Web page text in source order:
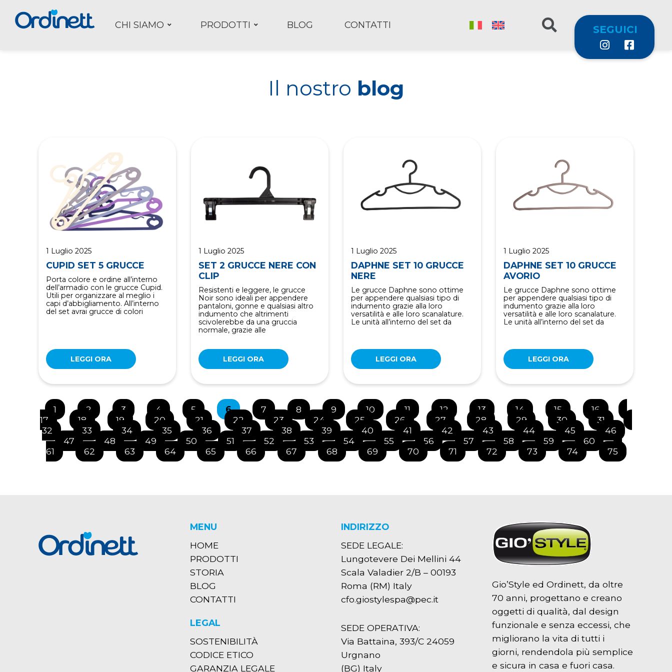
CHI SIAMO PRODOTTI BLOG CONTATTI SEGUICI
Il nostro blog
CUPID SET 5 GRUCCE
1 Luglio 2025
Porta colore e ordine all’interno
dell’armadio con le grucce Cupid.
Utili per organizzare al meglio i
capi d’abbigliamento. All’interno
del set avrai grucce di colori
LEGGI ORA
SET 2 GRUCCE NERE CON
CLIP
1 Luglio 2025
Resistenti e leggere, le grucce
Noir sono ideali per appendere
pantaloni, gonne e qualsiasi altro
indumento che altrimenti
scivolerebbe da una gruccia
normale, grazie alle
LEGGI ORA
DAPHNE SET 10 GRUCCE
NERE
1 Luglio 2025
Le grucce Daphne sono ottime
per appendere qualsiasi tipo di
indumento grazie alla loro
versatilità e alle loro scanalature.
Le unità all’interno del set da
LEGGI ORA
DAPHNE SET 10 GRUCCE
AVORIO
1 Luglio 2025
Le grucce Daphne sono ottime
per appendere qualsiasi tipo di
indumento grazie alla loro
versatilità e alle loro scanalature.
Le unità all’interno del set da
LEGGI ORA
1 2 3 4 5 6 7 8 9 10 11 12 13 14 15
16
17
18 19 20 21 22 23 24 25 26 27 28 29 30
31
32
33 34 35 36 37 38 39 40 41 42 43 44 45
46
47
48 49 50 51 52 53 54 55 56 57 58 59
60
61
62 63 64 65 66 67 68 69 70 71 72 73 74 75
MENU
HOME
PRODOTTI
STORIA
BLOG
CONTATTI
LEGAL
SOSTENIBILITÀ
CODICE ETICO
GARANZIA LEGALE
INDIRIZZO
SEDE LEGALE:
Lungotevere Dei Mellini 44
Scala Valadier 2/B – 00193
Roma (RM) Italy
cfo.giostylespa@pec.it
SEDE OPERATIVA:
Via Battaina, 393/C 24059
Urgnano
(BG) Italy
Gio’Style ed Ordinett, da oltre
70 anni, progettano e creano
oggetti di qualità, dal design
funzionale e senza eccessi, che
migliorano la vita di tutti i
giorni, rendendola più semplice
e sicura in casa e fuori casa.